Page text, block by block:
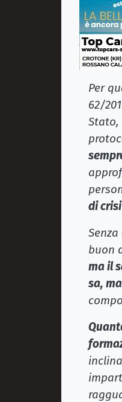
Per
62/
di
buon
ma il
sa,